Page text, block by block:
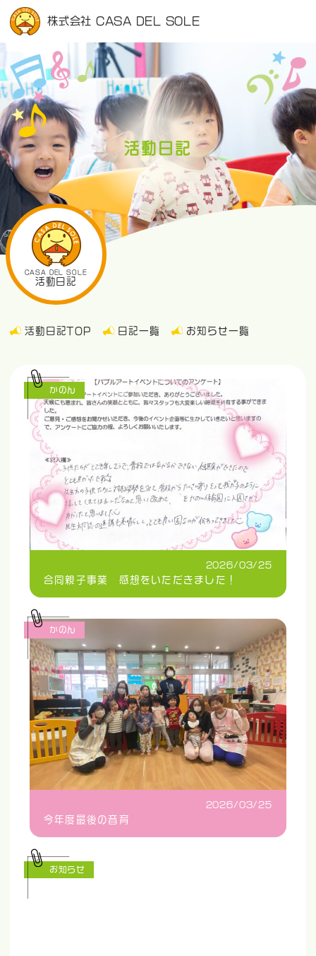
株式会社 CASA DEL SOLE
活動日記
CASA DEL SOLE
活動日記
活動日記TOP 日記一覧 お知らせ一覧
2026/03/25
合同親子事業 感想をいただきました！
かのん
2026/03/25
今年度最後の音育
かのん
お知らせ